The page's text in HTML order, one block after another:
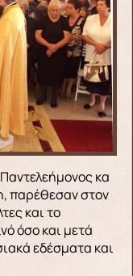
κα
παρέθεσαν στον
και το
όσο και μετά
εδέσματα και